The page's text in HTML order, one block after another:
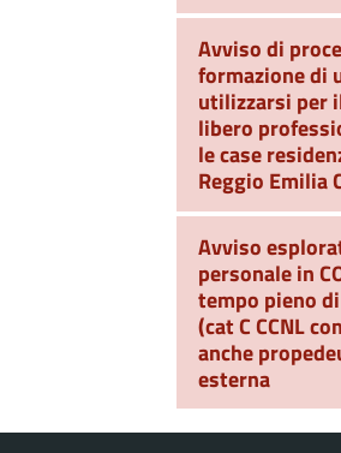
Avviso di
formazione di
utilizzarsi per
libero
le case
Reggio Emilia
Avviso
personale in
tempo pieno di
(cat C CCNL
anche
esterna